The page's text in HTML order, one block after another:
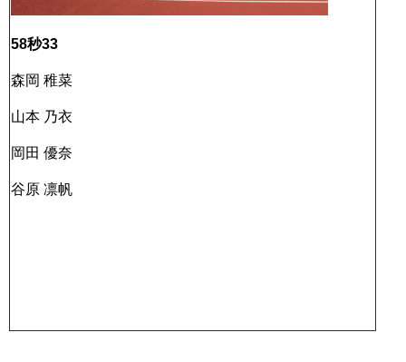
58秒33
森岡 稚菜
山本 乃衣
岡田 優奈
谷原 凛帆